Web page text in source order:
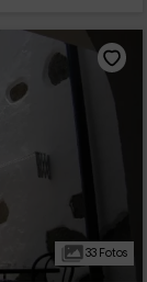
33 Fotos